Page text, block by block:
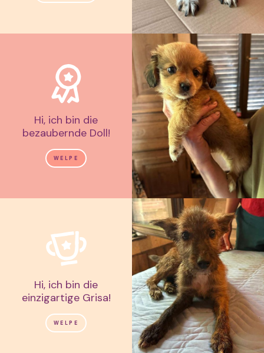
Hi, ich bin die
bezaubernde Doll!
WELPE
Hi, ich bin die
einzigartige Grisa!
WELPE